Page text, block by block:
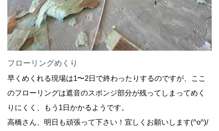
フローリングめくり
早くめくれる現場は1〜2日で終わったりするのですが、ここ
のフローリングは遮音のスポンジ部分が残ってしまってめく
りにくく、もう1日かかるようです。
高橋さん、明日も頑張って下さい！宜しくお願いします(^o^)/